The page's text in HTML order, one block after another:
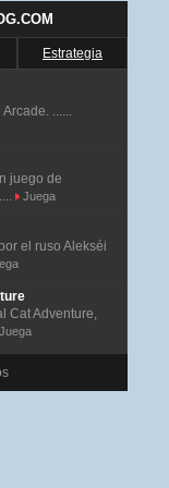
Estrategia
......
juego de
Juega
el ruso Alekséi
Cat Adventure,
Juega